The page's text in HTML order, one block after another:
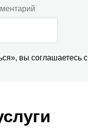
вы соглашаетесь с